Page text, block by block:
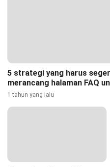
5 strategi yang harus
merancang halaman FAQ
1 tahun yang lalu